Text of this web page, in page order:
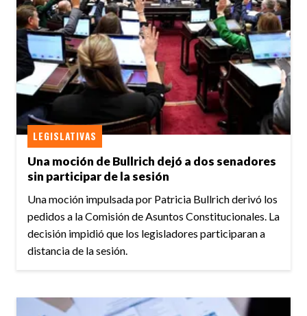
Una moción de Bullrich dejó a dos senadores
sin participar de la sesión
LEGISLATIVAS
Una moción impulsada por Patricia Bullrich derivó los
pedidos a la Comisión de Asuntos Constitucionales. La
decisión impidió que los legisladores participaran a
distancia de la sesión.